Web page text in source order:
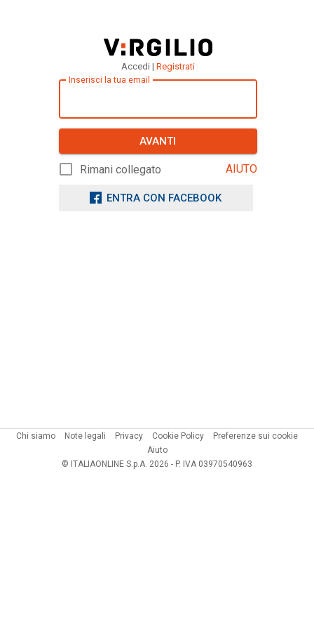
Accedi | Registrati
Inserisci la tua email
AVANTI
Rimani collegato AIUTO
ENTRA CON FACEBOOK
Chi siamo Note legali Privacy Cookie Policy
Preferenze sui cookie
Aiuto
© ITALIAONLINE S.p.A. 2026 - P. IVA 03970540963